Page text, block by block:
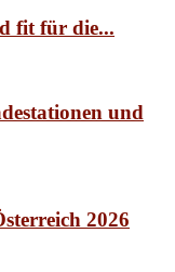
fit für die...
und
2026